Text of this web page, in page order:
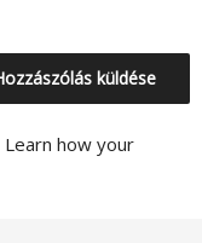
Learn how your